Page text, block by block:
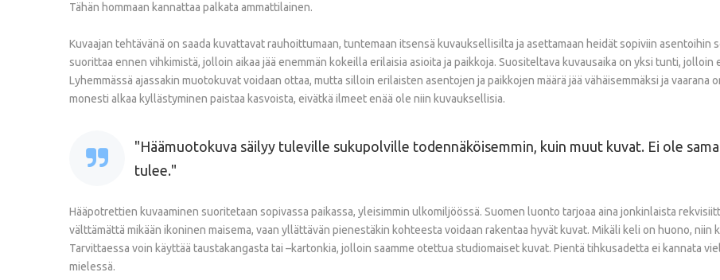
Tähän hommaan kannattaa palkata ammattilainen.
Kuvaajan tehtävänä on saada kuvattavat rauhoittumaan, tuntemaan itsensä kuvauksellisilta ja asettamaan heidät sopiviin
suorittaa ennen vihkimistä, jolloin aikaa jää enemmän kokeilla erilaisia asioita ja paikkoja. Suositeltava kuvausaika on yksi tunti,
Lyhemmässä ajassakin muotokuvat voidaan ottaa, mutta silloin erilaisten asentojen ja paikkojen määrä jää vähäisemmäksi ja
monesti alkaa kyllästyminen paistaa kasvoista, eivätkä ilmeet enää ole niin kuvauksellisia.
Häämuotokuva säilyy tuleville sukupolville todennäköisemmin, kuin muut kuvat. Ei ole
tulee.
Hääpotrettien kuvaaminen suoritetaan sopivassa paikassa, yleisimmin ulkomiljöössä. Suomen luonto tarjoaa aina jonkinlaista
välttämättä mikään ikoninen maisema, vaan yllättävän pienestäkin kohteesta voidaan rakentaa hyvät kuvat. Mikäli keli on huono, niin
Tarvittaessa voin käyttää taustakangasta tai –kartonkia, jolloin saamme otettua studiomaiset kuvat. Pientä tihkusadetta ei kannata
mielessä.